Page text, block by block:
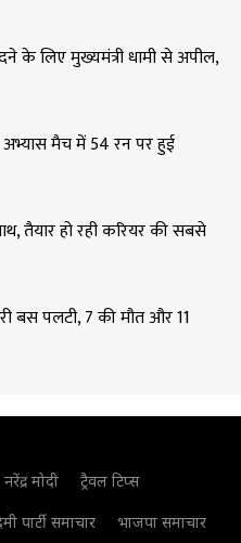
के लिए मुख्यमंत्री धामी से अपील,
अभ्यास मैच में 54 रन पर हुई
तैयार हो रही करियर की सबसे
बस पलटी, 7 की मौत और 11
नरेंद्र मोदी
ट्रैवल टिप्स
पार्टी समाचार
भाजपा समाचार